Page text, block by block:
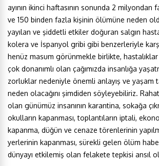
ayının ikinci haftasının sonunda 2 milyondan
ve 150 binden fazla kişinin ölümüne neden
yayılan ve şiddetli etkiler doğuran salgın
kolera ve İspanyol gribi gibi benzerleriyle
henüz masum görünmekle birlikte,
çok donanımlı olan çağımızda insanlığa
zorluklar nedeniyle önemli anlayış ve yaşam
neden olacağını şimdiden söyleyebiliriz.
olan günümüz insanının karantina, sokağa
okulların kapanması, toplantıların iptali,
kapanma, düğün ve cenaze törenlerinin
yerlerinin kapanması, sürekli gelen ölüm
dünyayı etkilemiş olan felakete tepkisi ansıl